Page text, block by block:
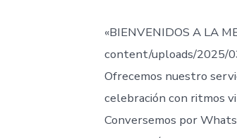
«BIENVENIDOS A LA
content/uploads/2025/
Ofrecemos nuestro
celebración con ritmos
Conversemos por